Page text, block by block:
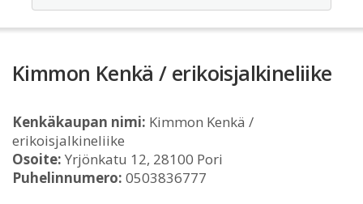
Kimmon Kenkä / erikoisjalkineliike
Kenkäkaupan nimi: Kimmon Kenkä /
erikoisjalkineliike
Osoite: Yrjönkatu 12, 28100 Pori
Puhelinnumero: 0503836777